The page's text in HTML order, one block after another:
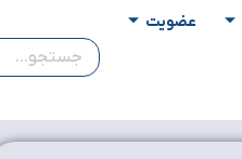
عضویت